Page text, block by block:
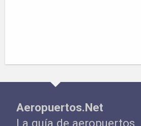
Aeropuertos.Net
La guía de aeropuertos